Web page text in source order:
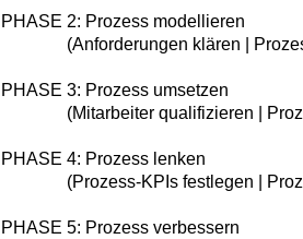
PHASE 2: Prozess modellieren
(Anforderungen klären |
PHASE 3: Prozess umsetzen
(Mitarbeiter qualifizieren |
PHASE 4: Prozess lenken
(Prozess-KPIs festlegen |
PHASE 5: Prozess verbessern